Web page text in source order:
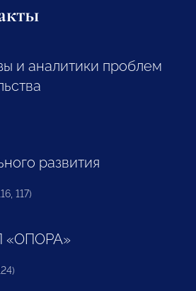
и аналитики проблем
развития
117)
«ОПОРА»